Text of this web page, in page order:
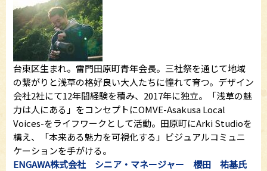
台東区生まれ。雷門田原町青年会長。三社祭を通じて地域
の繋がりと浅草の格好良い大人たちに憧れて育つ。デザイン
会社2社にて12年間経験を積み、2017年に独立。「浅草の魅
力は人にある」をコンセプトにOMVE-Asakusa Local
Voices-をライフワークとして活動。田原町にArki Studioを
構え、「本来ある魅力を可視化する」ビジュアルコミュニ
ケーションを手がける。
ENGAWA株式会社 シニア・マネージャー 櫻田 祐基氏